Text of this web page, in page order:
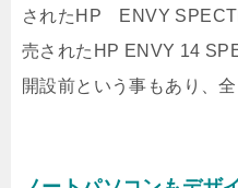
されたHP ENVY
売されたHP ENVY 14
開設前という事もあり、